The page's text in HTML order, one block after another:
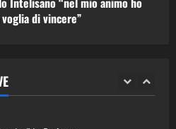
di vincere”
2026